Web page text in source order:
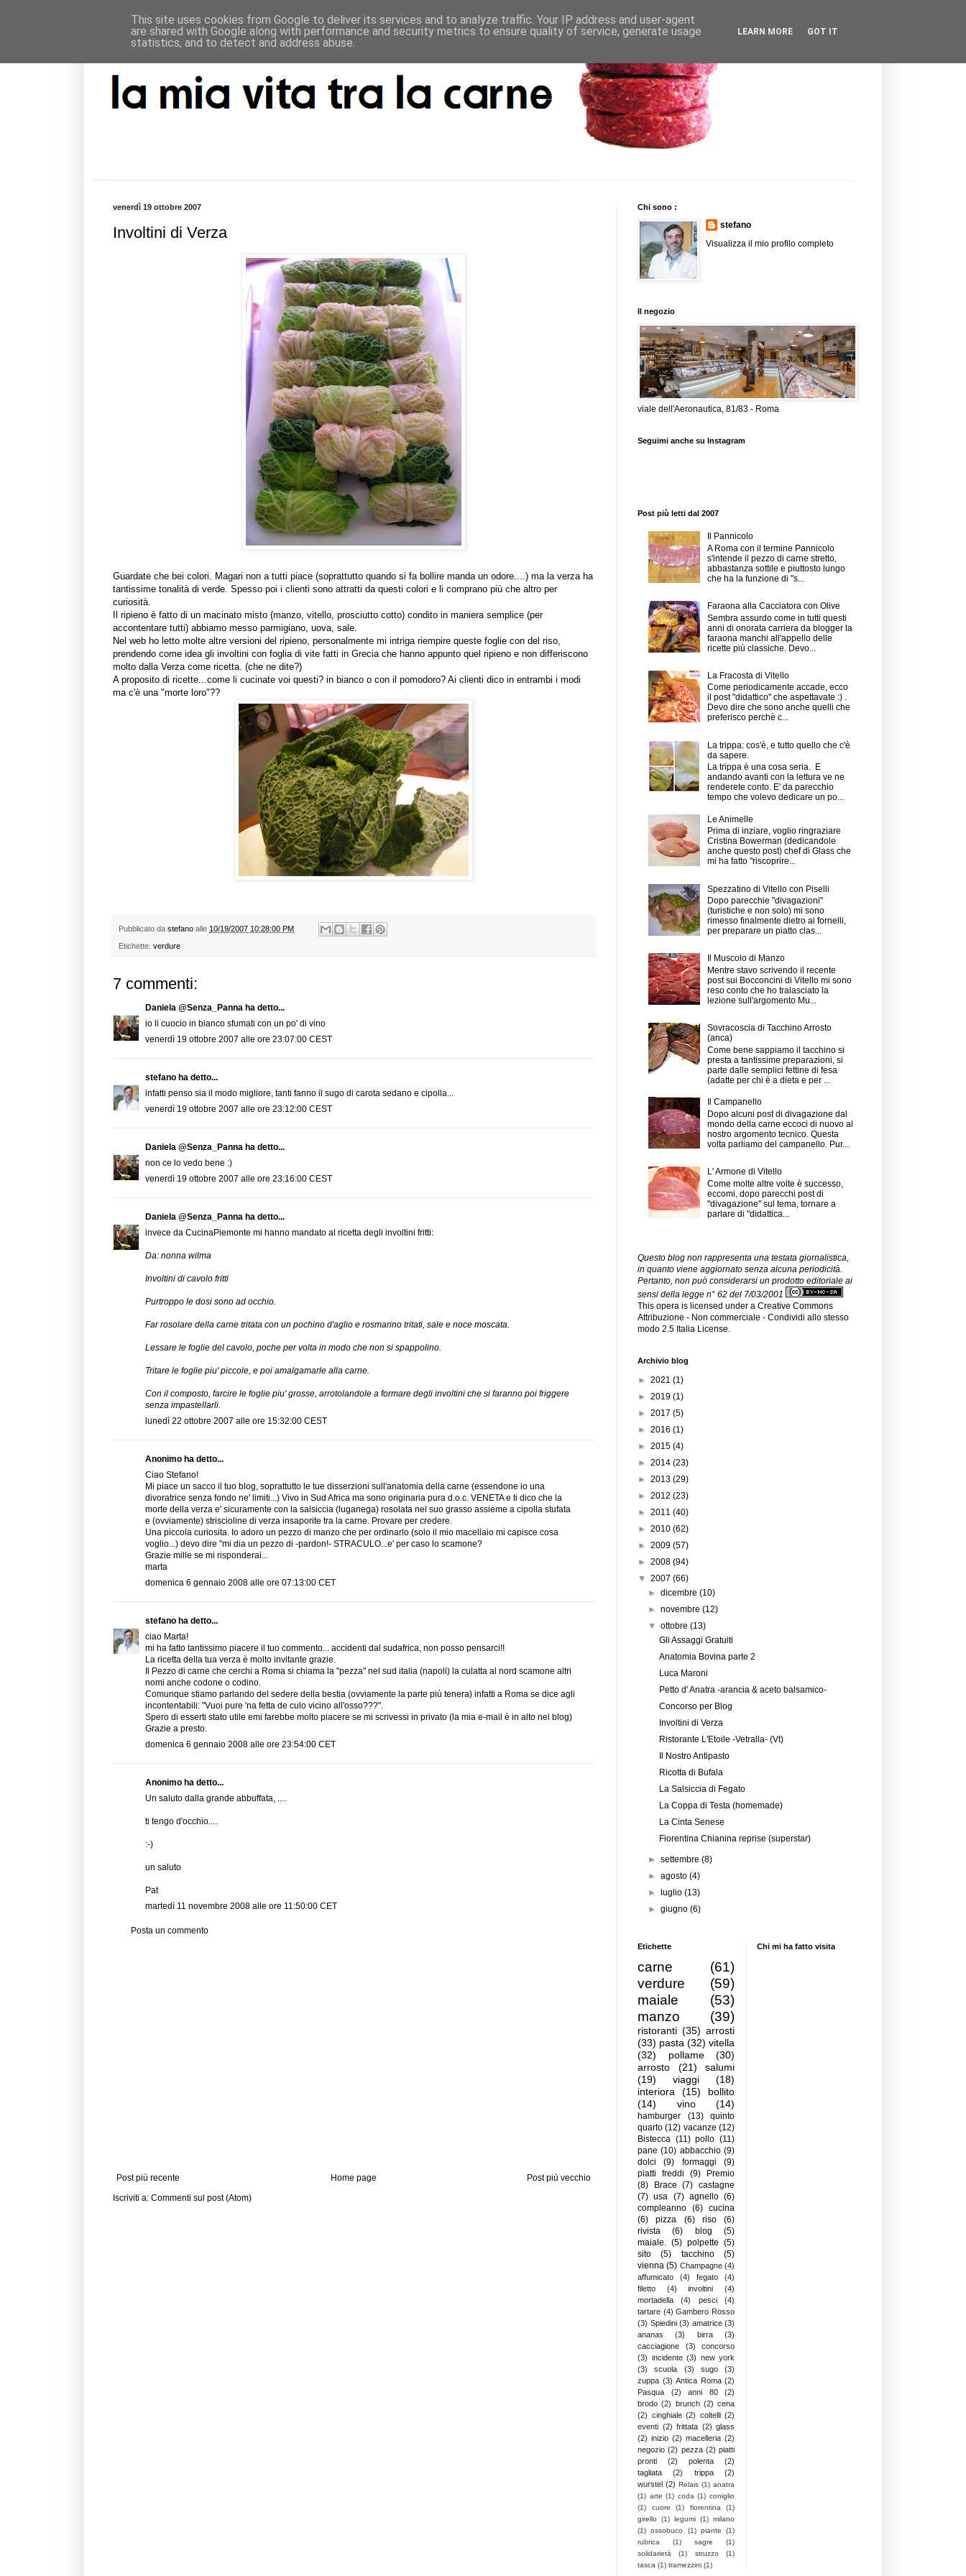
venerdì 19 ottobre 2007
Involtini di Verza
Guardate che bei colori. Magari non a tutti piace (soprattutto quando si fa bollire manda un odore....) ma la verza ha
tantissime tonalità di verde. Spesso poi i clienti sono attratti da questi colori e li comprano più che altro per
curiosità.
Il ripieno è fatto di un macinato misto (manzo, vitello, prosciutto cotto) condito in maniera semplice (per
accontentare tutti) abbiamo messo parmigiano, uova, sale.
Nel web ho letto molte altre versioni del ripieno, personalmente mi intriga riempire queste foglie con del riso,
prendendo come idea gli involtini con foglia di vite fatti in Grecia che hanno appunto quel ripieno e non differiscono
molto dalla Verza come ricetta. (che ne dite?)
A proposito di ricette...come li cucinate voi questi? in bianco o con il pomodoro? Ai clienti dico in entrambi i modi
ma c'è una "morte loro"??
Pubblicato da stefano alle 10/19/2007 10:28:00 PM
Etichette: verdure
7 commenti:
Daniela @Senza_Panna ha detto...
io li cuocio in bianco sfumati con un po' di vino
venerdì 19 ottobre 2007 alle ore 23:07:00 CEST
stefano ha detto...
infatti penso sia il modo migliore, tanti fanno il sugo di carota sedano e cipolla...
venerdì 19 ottobre 2007 alle ore 23:12:00 CEST
Daniela @Senza_Panna ha detto...
non ce lo vedo bene :)
venerdì 19 ottobre 2007 alle ore 23:16:00 CEST
Daniela @Senza_Panna ha detto...
invece da CucinaPiemonte mi hanno mandato al ricetta degli involtini fritti:
Da: nonna wilma
Involtini di cavolo fritti
Purtroppo le dosi sono ad occhio.
Far rosolare della carne tritata con un pochino d'aglio e rosmarino tritati, sale e noce moscata.
Lessare le foglie del cavolo, poche per volta in modo che non si spappolino.
Tritare le foglie piu' piccole, e poi amalgamarle alla carne.
Con il composto, farcire le foglie piu' grosse, arrotolandole a formare degli involtini che si faranno poi friggere
senza impastellarli.
lunedì 22 ottobre 2007 alle ore 15:32:00 CEST
Anonimo ha detto...
Ciao Stefano!
Mi piace un sacco il tuo blog, soprattutto le tue disserzioni sull'anatomia della carne (essendone io una
divoratrice senza fondo ne' limiti...) Vivo in Sud Africa ma sono originaria pura d.o.c. VENETA e ti dico che la
morte della verza e' sicuramente con la salsiccia (luganega) rosolata nel suo grasso assieme a cipolla stufata
e (ovviamente) striscioline di verza insaporite tra la carne. Provare per credere.
Una piccola curiosita. Io adoro un pezzo di manzo che per ordinarlo (solo il mio macellaio mi capisce cosa
voglio...) devo dire "mi dia un pezzo di -pardon!- STRACULO...e' per caso lo scamone?
Grazie mille se mi risponderai...
marta
domenica 6 gennaio 2008 alle ore 07:13:00 CET
stefano ha detto...
ciao Marta!
mi ha fatto tantissimo piacere il tuo commento... accidenti dal sudafrica, non posso pensarci!!
La ricetta della tua verza è molto invitante grazie.
Il Pezzo di carne che cerchi a Roma si chiama la "pezza" nel sud italia (napoli) la culatta al nord scamone altri
nomi anche codone o codino.
Comunque stiamo parlando del sedere della bestia (ovviamente la parte più tenera) infatti a Roma se dice agli
incontentabili: "Vuoi pure 'na fetta de culo vicino all'osso???".
Spero di esserti stato utile emi farebbe molto piacere se mi scrivessi in privato (la mia e-mail è in alto nel blog)
Grazie a presto.
domenica 6 gennaio 2008 alle ore 23:54:00 CET
Anonimo ha detto...
Un saluto dalla grande abbuffata, ....
ti tengo d'occhio....
:-)
un saluto
Pat
martedì 11 novembre 2008 alle ore 11:50:00 CET
Posta un commento
Post più recente Post più vecchio
Home page
Iscriviti a: Commenti sul post (Atom)
Chi sono :
stefano
Visualizza il mio profilo completo
Il negozio
viale dell'Aeronautica, 81/83 - Roma
Seguimi anche su Instagram
Post più letti dal 2007
Il Pannicolo
A Roma con il termine Pannicolo
s'intende il pezzo di carne stretto,
abbastanza sottile e piuttosto lungo
che ha la funzione di "s...
Faraona alla Cacciatora con Olive
Sembra assurdo come in tutti questi
anni di onorata carriera da blogger la
faraona manchi all'appello delle
ricette più classiche. Devo...
La Fracosta di Vitello
Come periodicamente accade, ecco
il post "didattico" che aspettavate :) .
Devo dire che sono anche quelli che
preferisco perchè c...
La trippa: cos'è, e tutto quello che c'è
da sapere.
La trippa è una cosa seria. E
andando avanti con la lettura ve ne
renderete conto. E' da parecchio
tempo che volevo dedicare un po...
Le Animelle
Prima di inziare, voglio ringraziare
Cristina Bowerman (dedicandole
anche questo post) chef di Glass che
mi ha fatto "riscoprire...
Spezzatino di Vitello con Piselli
Dopo parecchie "divagazioni"
(turistiche e non solo) mi sono
rimesso finalmente dietro ai fornelli,
per preparare un piatto clas...
Il Muscolo di Manzo
Mentre stavo scrivendo il recente
post sui Bocconcini di Vitello mi sono
reso conto che ho tralasciato la
lezione sull'argomento Mu...
Sovracoscia di Tacchino Arrosto
(anca)
Come bene sappiamo il tacchino si
presta a tantissime preparazioni, si
parte dalle semplici fettine di fesa
(adatte per chi è a dieta e per ...
Il Campanello
Dopo alcuni post di divagazione dal
mondo della carne eccoci di nuovo al
nostro argomento tecnico. Questa
volta parliamo del campanello. Pur...
L' Armone di Vitello
Come molte altre volte è successo,
eccomi, dopo parecchi post di
"divagazione" sul tema, tornare a
parlare di "didattica...
Questo blog non rappresenta una testata giornalistica,
in quanto viene aggiornato senza alcuna periodicità.
Pertanto, non può considerarsi un prodotto editoriale ai
sensi della legge n° 62 del 7/03/2001
This opera is licensed under a Creative Commons
Attribuzione - Non commerciale - Condividi allo stesso
modo 2.5 Italia License
Archivio blog
► 2021 (1)
► 2019 (1)
► 2017 (5)
► 2016 (1)
► 2015 (4)
► 2014 (23)
► 2013 (29)
► 2012 (23)
► 2011 (40)
► 2010 (62)
► 2009 (57)
► 2008 (94)
▼ 2007 (66)
►dicembre(10)
►novembre(12)
▼ottobre(13)
Gli Assaggi Gratuiti
Anatomia Bovina parte 2
Luca Maroni
Petto d' Anatra -arancia & aceto balsamico-
Concorso per Blog
Involtini di Verza
Ristorante L'Etoile -Vetralla- (Vt)
Il Nostro Antipasto
Ricotta di Bufala
La Salsiccia di Fegato
La Coppa di Testa (homemade)
La Cinta Senese
Fiorentina Chianina reprise (superstar)
►settembre(8)
►agosto(4)
►luglio(13)
►giugno(6)
Etichette
carne
(61)
verdure
(59)
maiale
(53)
manzo
(39)
ristoranti (35) arrosti
(33) pasta (32) vitella
(32)
pollame
(30)
arrosto
(21)
salumi
(19)
viaggi
(18)
interiora
(15)
bollito
(14)
vino (14)
hamburger (13)
quinto
quarto (12) vacanze (12)
Bistecca (11) pollo (11)
pane (10) abbacchio (9)
dolci
(9) formaggi
(9)
piatti freddi
(9)
Premio
(8)
Brace (7) castagne
(7) usa (7) agnello (6)
compleanno (6) cucina
(6)
pizza (6) riso
(6)
rivista
(6) blog
(5)
maiale.
(5) polpette (5)
sito
(5) tacchino
(5)
vienna (5) Champagne (4)
affumicato
(4) fegato
(4)
filetto
(4) involtini
(4)
mortadella
(4) pesci
(4)
tartare (4) Gambero Rosso
(3) Spiedini (3) amatrice (3)
ananas
(3) birra
(3)
cacciagione
(3)
concorso
(3) incidente (3) new york
(3)
scuola (3) sugo
(3)
zuppa (3) Antica Roma (2)
Pasqua
(2) anni 80
(2)
brodo (2) brunch (2) cena
(2) cinghiale (2) coltelli (2)
eventi (2) frittata (2) glass
(2) inizio (2) macelleria (2)
negozio (2) pezza (2) piatti
pronti
(2) polenta
(2)
tagliata
(2) trippa
(2)
wurstel (2) Relais (1) anatra
(1) arte (1) coda (1) coniglio
(1)
cuore (1) fiorentina
(1)
girello
(1) legumi (1) milano
(1) ossobuco (1) piante
(1)
rubrica
(1) sagre
(1)
solidarietà
(1) struzzo
(1)
tasca (1) tramezzini (1)
Chi mi ha fatto visita
This site uses cookies from Google to deliver its services and to analyze traffic. Your IP address and user-agent
are shared with Google along with performance and security metrics to ensure quality of service, generate usage
statistics, and to detect and address abuse.
LEARN MORE GOT IT